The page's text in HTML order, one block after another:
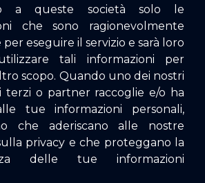
a queste società solo le
che sono ragionevolmente
per eseguire il servizio e sarà loro
tali informazioni per
scopo. Quando uno dei nostri
terzi o partner raccoglie e/o ha
tue informazioni personali,
che aderiscano alle nostre
privacy e che proteggano la
delle tue informazioni